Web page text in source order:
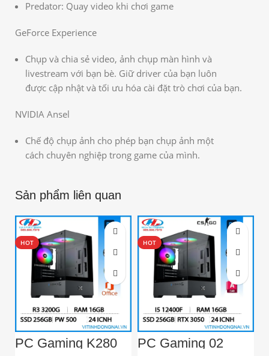
Predator: Quay video khi chơi game
GeForce Experience
Chụp và chia sẻ video, ảnh chụp màn hình và
livestream với bạn bè. Giữ driver của bạn luôn
được cập nhật và tối ưu hóa cài đặt trò chơi của bạn.
NVIDIA Ansel
Chế độ chụp ảnh cho phép bạn chụp ảnh một
cách chuyên nghiệp trong game của mình.
Sản phẩm liên quan
-10%
HOT
PC Gaming K280
-5%
HOT
PC Gaming 02